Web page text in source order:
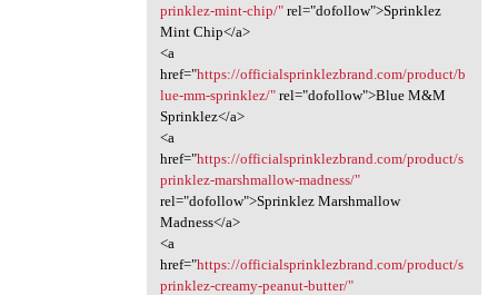
prinklez-mint-chip/"rel="dofollow">Sprinklez
Mint Chip</a>
<a
href="https://officialsprinklezbrand.com/product/b
lue-mm-sprinklez/"rel="dofollow">Blue M&M
Sprinklez</a>
<a
href="https://officialsprinklezbrand.com/product/s
prinklez-marshmallow-madness/"
rel="dofollow">Sprinklez Marshmallow
Madness</a>
<a
href="https://officialsprinklezbrand.com/product/s
prinklez-creamy-peanut-butter/"